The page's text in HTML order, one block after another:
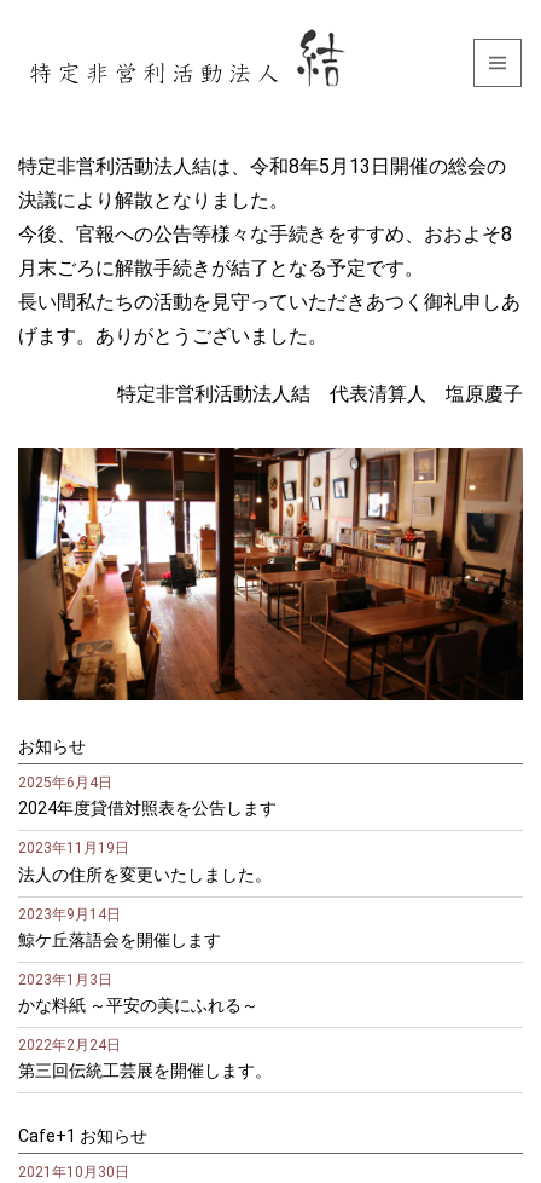
特定非営利活動法人結は、令和8年5月13日開催の総会の
決議により解散となりました。
今後、官報への公告等様々な手続きをすすめ、おおよそ8
月末ごろに解散手続きが結了となる予定です。
長い間私たちの活動を見守っていただきあつく御礼申しあ
げます。ありがとうございました。
特定非営利活動法人結 代表清算人 塩原慶子
お知らせ
2025年6月4日
2024年度貸借対照表を公告します
2023年11月19日
法人の住所を変更いたしました。
2023年9月14日
鯨ケ丘落語会を開催します
2023年1月3日
かな料紙 ～平安の美にふれる～
2022年2月24日
第三回伝統工芸展を開催します。
Cafe+1 お知らせ
2021年10月30日